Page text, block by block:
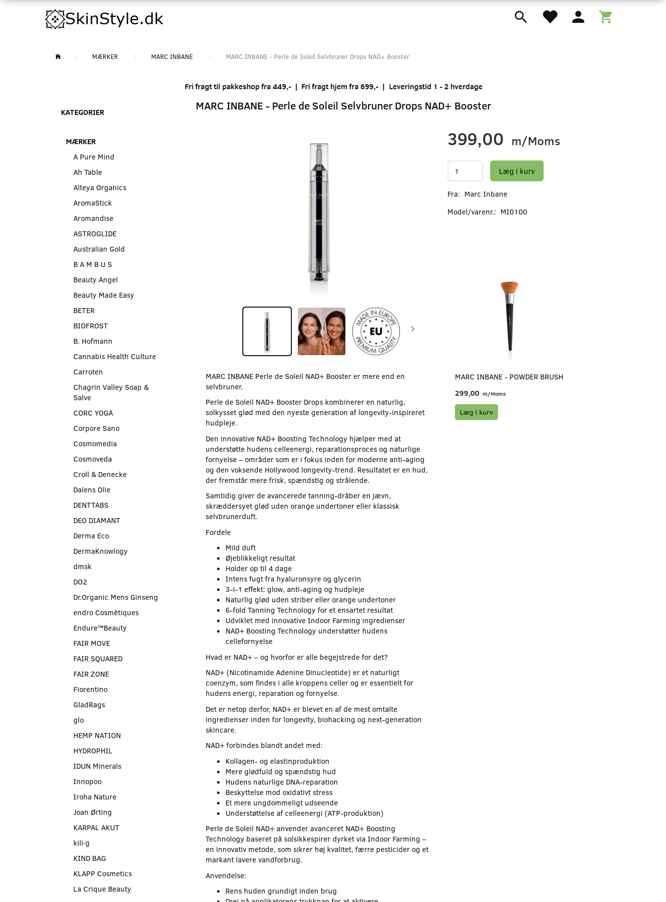
MÆRKER MARC INBANE MARC INBANE - Perle de Soleil Selvbruner Drops NAD+ Booster
KATEGORIER
MÆRKER
A Pure Mind
Ah Table
Alteya Organics
AromaStick
Aromandise
ASTROGLIDE
Australian Gold
B A M B U S
Beauty Angel
Beauty Made Easy
BETER
BIOFROST
B. Hofmann
Cannabis Health Culture
Carroten
Chagrin Valley Soap &
Salve
CORC YOGA
Corpore Sano
Cosmomedia
Cosmoveda
Croll & Denecke
Dalens Olie
DENTTABS
DEO DIAMANT
Derma Eco
DermaKnowlogy
dmsk
DO2
Dr.Organic Mens Ginseng
endro Cosmètiques
Endure™Beauty
FAIR MOVE
FAIR SQUARED
FAIR ZONE
Fiorentino
GladRags
glo
HEMP NATION
HYDROPHIL
IDUN Minerals
Innopoo
Iroha Nature
Joan Ørting
KARPAL AKUT
kili∙g
KIND BAG
KLAPP Cosmetics
La Crique Beauty
MARC INBANE - Perle de Soleil Selvbruner Drops NAD+ Booster
MARC INBANE Perle de Soleil NAD+ Booster er mere end en
selvbruner.
Perle de Soleil NAD+ Booster Drops kombinerer en naturlig,
solkysset glød med den nyeste generation af longevity-inspireret
hudpleje.
Den innovative NAD+ Boosting Technology hjælper med at
understøtte hudens celleenergi, reparationsproces og naturlige
fornyelse – områder som er i fokus inden for moderne anti-aging
og den voksende Hollywood longevity-trend. Resultatet er en hud,
der fremstår mere frisk, spændstig og strålende.
Samtidig giver de avancerede tanning-dråber en jævn,
skræddersyet glød uden orange undertoner eller klassisk
selvbrunerduft.
Fordele
Mild duft
Øjeblikkeligt resultat
Holder op til 4 dage
Intens fugt fra hyaluronsyre og glycerin
3-i-1 effekt: glow, anti-aging og hudpleje
Naturlig glød uden striber eller orange undertoner
6-fold Tanning Technology for et ensartet resultat
Udviklet med innovative Indoor Farming ingredienser
NAD+ Boosting Technology understøtter hudens
cellefornyelse
Hvad er NAD+ – og hvorfor er alle begejstrede for det?
NAD+ (Nicotinamide Adenine Dinucleotide) er et naturligt
coenzym, som findes i alle kroppens celler og er essentielt for
hudens energi, reparation og fornyelse.
Det er netop derfor, NAD+ er blevet en af de mest omtalte
ingredienser inden for longevity, biohacking og next-generation
skincare.
NAD+ forbindes blandt andet med:
Kollagen- og elastinproduktion
Mere glødfuld og spændstig hud
Hudens naturlige DNA-reparation
Beskyttelse mod oxidativt stress
Et mere ungdommeligt udseende
Understøttelse af celleenergi (ATP-produktion)
Perle de Soleil NAD+ anvender avanceret NAD+ Boosting
Technology baseret på solsikkespirer dyrket via Indoor Farming –
en innovativ metode, som sikrer høj kvalitet, færre pesticider og et
markant lavere vandforbrug.
Anvendelse:
Rens huden grundigt inden brug
399,00 m/Moms
Læg i kurv
Fra: Marc Inbane
Model/varenr.: MI0100
MARC INBANE - POWDER BRUSH
299,00 m/Moms
Læg i kurv